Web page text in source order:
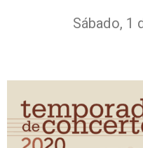
+351
Sábado, 1